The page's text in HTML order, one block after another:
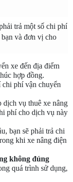
trả một số chi phí
và đơn vị cho
xe đến địa điểm
hợp đồng.
phí vận chuyển
dịch vụ thuê xe nâng
phí cho dịch vụ này
bạn sẽ phải trả chi
khi xe nâng điện
không đúng
quá trình sử dụng,